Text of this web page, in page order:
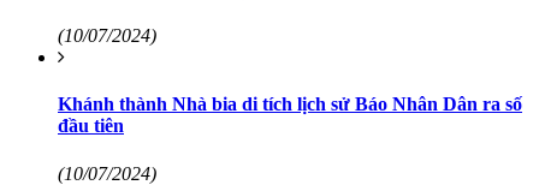
(10/07/2024)
Khánh thành Nhà bia di tích lịch sử Báo Nhân Dân ra số
đầu tiên
(10/07/2024)